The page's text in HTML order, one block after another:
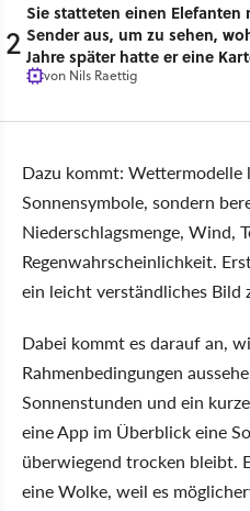
2
Sie statteten einen Elefanten
Sender aus, um zu sehen,
Jahre später hatte er eine
Menschen für längst gelöscht
von Nils Raettig
Dazu kommt: Wettermodelle
Sonnensymbole, sondern
Niederschlagsmenge, Wind,
Regenwahrscheinlichkeit.
ein leicht verständliches Bild
Dabei kommt es darauf an,
Rahmenbedingungen
Sonnenstunden und ein
eine App im Überblick eine
überwiegend trocken bleibt.
eine Wolke, weil es